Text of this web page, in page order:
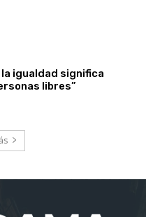
la igualdad significa
libres”